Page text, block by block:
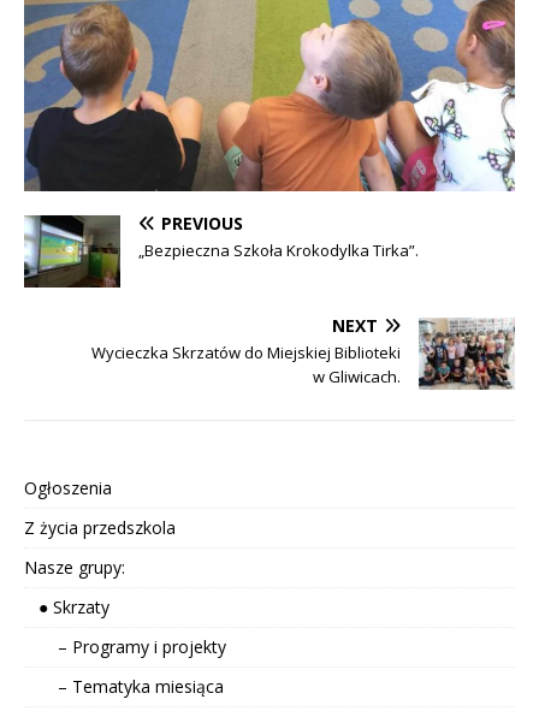
PREVIOUS
„Bezpieczna Szkoła Krokodylka Tirka”.
NEXT
Wycieczka Skrzatów do Miejskiej Biblioteki
w Gliwicach.
Ogłoszenia
Z życia przedszkola
Nasze grupy:
● Skrzaty
– Programy i projekty
– Tematyka miesiąca